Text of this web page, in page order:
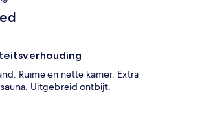
Ruime en nette kamer. Extra
Uitgebreid ontbijt.